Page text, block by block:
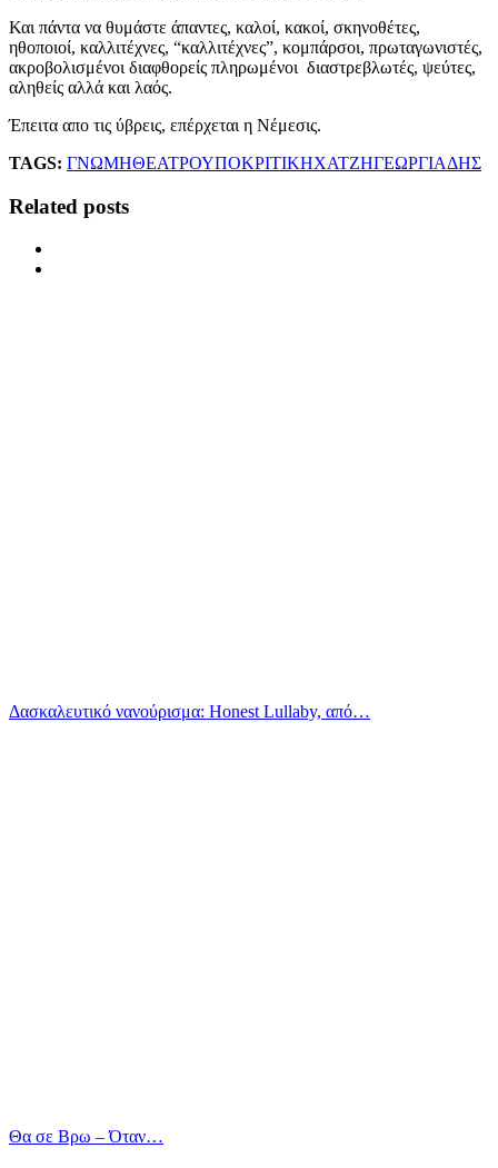
Και πάντα να θυμάστε άπαντες, καλοί, κακοί, σκηνοθέτες,
ηθοποιοί, καλλιτέχνες, “καλλιτέχνες”, κομπάρσοι, πρωταγωνιστές,
ακροβολισμένοι διαφθορείς πληρωμένοι διαστρεβλωτές, ψεύτες,
αληθείς αλλά και λαός.
Έπειτα απο τις ύβρεις, επέρχεται η Νέμεσις.
TAGS: ΓΝΩΜΗΘΕΑΤΡΟΥΠΟΚΡΙΤΙΚΗΧΑΤΖΗΓΕΩΡΓΙΑΔΗΣ
Related posts
Δασκαλευτικό νανούρισμα: Honest Lullaby, από…
Θα σε Βρω – Όταν…